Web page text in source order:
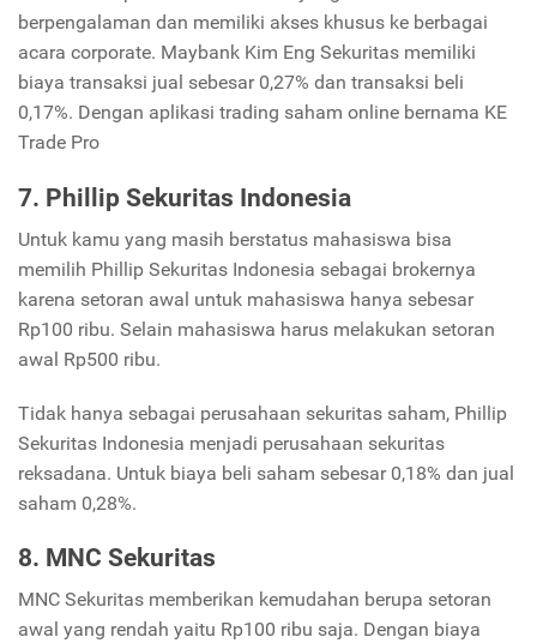
berpengalaman dan memiliki akses khusus ke berbagai
acara corporate. Maybank Kim Eng Sekuritas memiliki
biaya transaksi jual sebesar 0,27% dan transaksi beli
0,17%. Dengan aplikasi trading saham online bernama KE
Trade Pro
7. Phillip Sekuritas Indonesia
Untuk kamu yang masih berstatus mahasiswa bisa
memilih Phillip Sekuritas Indonesia sebagai brokernya
karena setoran awal untuk mahasiswa hanya sebesar
Rp100 ribu. Selain mahasiswa harus melakukan setoran
awal Rp500 ribu.
Tidak hanya sebagai perusahaan sekuritas saham, Phillip
Sekuritas Indonesia menjadi perusahaan sekuritas
reksadana. Untuk biaya beli saham sebesar 0,18% dan jual
saham 0,28%.
8. MNC Sekuritas
MNC Sekuritas memberikan kemudahan berupa setoran
awal yang rendah yaitu Rp100 ribu saja. Dengan biaya